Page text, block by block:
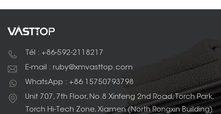
Tél : +86-592-2118217
E-mail : ruby@xmvasttop.com
WhatsApp : +86 15750793798
Unit 707, 7th Floor, No.8 Xinfeng 2nd Road, Torch Park,
Torch Hi-Tech Zone, Xiamen (North Rongxin Building)